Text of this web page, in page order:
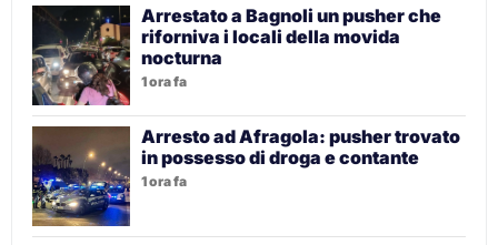
Arrestato a Bagnoli un pusher che
riforniva i locali della movida
nocturna
1 ora fa
Arresto ad Afragola: pusher trovato
in possesso di droga e contante
1 ora fa